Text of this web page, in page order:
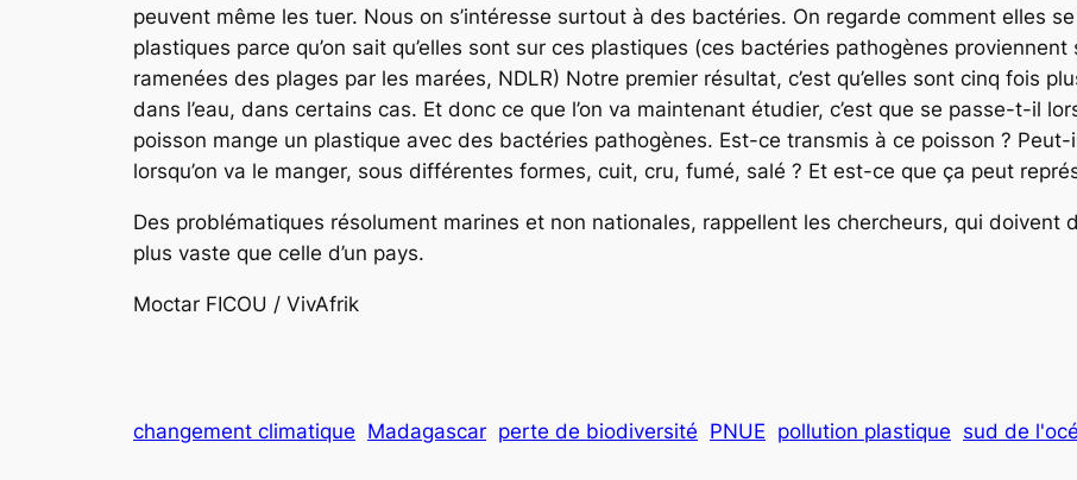
peuvent même les tuer. Nous on s’intéresse surtout à des bactéries. On regarde comment elles
plastiques parce qu’on sait qu’elles sont sur ces plastiques (ces bactéries pathogènes
ramenées des plages par les marées, NDLR) Notre premier résultat, c’est qu’elles sont cinq fois
dans l’eau, dans certains cas. Et donc ce que l’on va maintenant étudier, c’est que se passe-t-il
poisson mange un plastique avec des bactéries pathogènes. Est-ce transmis à ce poisson ?
lorsqu’on va le manger, sous différentes formes, cuit, cru, fumé, salé ? Et est-ce que ça peut
Des problématiques résolument marines et non nationales, rappellent les chercheurs, qui doivent
plus vaste que celle d’un pays.
Moctar FICOU / VivAfrik
changement climatique Madagascar perte de biodiversité PNUE pollution plastique sud de